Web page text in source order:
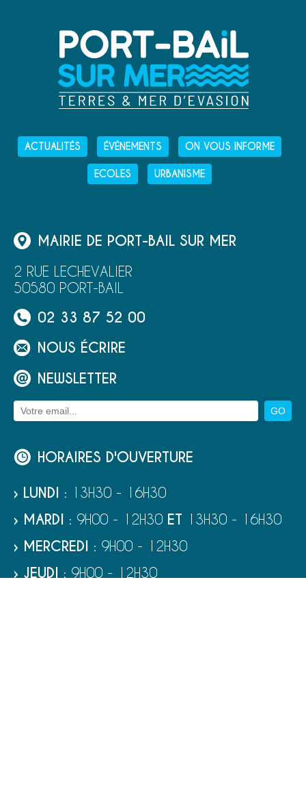
ACTUALITÉS ÉVÉNEMENTS ON VOUS INFORME
ECOLES URBANISME
MAIRIE DE PORT-BAIL SUR MER
2 RUE LECHEVALIER
50580 PORT-BAIL
02 33 87 52 00
NOUS ÉCRIRE
NEWSLETTER
HORAIRES D'OUVERTURE
› LUNDI : 13H30 - 16H30
› MARDI : 9H00 - 12H30 ET 13H30 - 16H30
› MERCREDI : 9H00 - 12H30
› JEUDI : 9H00 - 12H30